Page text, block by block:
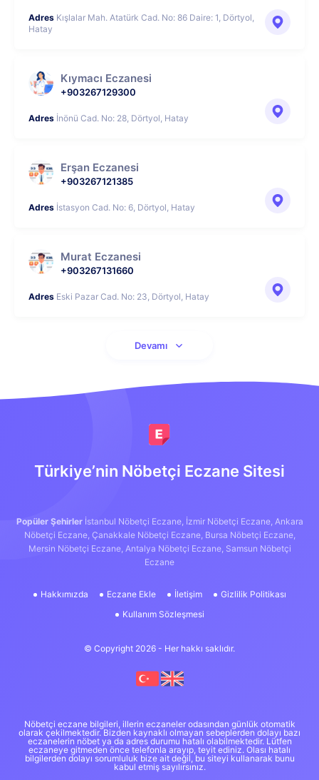
Adres Kışlalar Mah. Atatürk Cad. No: 86 Daire: 1, Dörtyol,
Hatay
Kıymacı Eczanesi
+903267129300
Adres İnönü Cad. No: 28, Dörtyol, Hatay
Erşan Eczanesi
+903267121385
Adres İstasyon Cad. No: 6, Dörtyol, Hatay
Murat Eczanesi
+903267131660
Adres Eski Pazar Cad. No: 23, Dörtyol, Hatay
Devamı
Türkiye’nin Nöbetçi Eczane Sitesi
Popüler Şehirler İstanbul Nöbetçi Eczane, İzmir Nöbetçi Eczane, Ankara
Nöbetçi Eczane, Çanakkale Nöbetçi Eczane, Bursa Nöbetçi Eczane,
Mersin Nöbetçi Eczane, Antalya Nöbetçi Eczane, Samsun Nöbetçi
Eczane
Hakkımızda Eczane Ekle İletişim
Gizlilik Politikası
Kullanım Sözleşmesi
© Copyright 2026 - Her hakkı saklıdır.
Nöbetçi eczane bilgileri, illerin eczaneler odasından günlük otomatik
olarak çekilmektedir. Bizden kaynaklı olmayan sebeplerden dolayı bazı
eczanelerin nöbet ya da adres durumu hatalı olabilmektedir. Lütfen
eczaneye gitmeden önce telefonla arayıp, teyit ediniz. Olası hatalı
bilgilerden dolayı sorumluluk bize ait değil, bu siteyi kullanarak bunu
kabul etmiş sayılırsınız.